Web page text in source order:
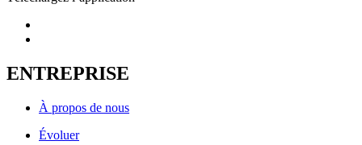
ENTREPRISE
À propos de nous
Évoluer